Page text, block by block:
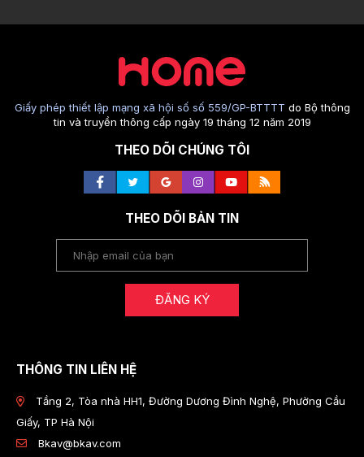
Giấy phép thiết lập mạng xã hội số số 559/GP-BTTTT do Bộ thông
tin và truyền thông cấp ngày 19 tháng 12 năm 2019
THEO DÕI CHÚNG TÔI
THEO DÕI BẢN TIN
ĐĂNG KÝ
THÔNG TIN LIÊN HỆ
Tầng 2, Tòa nhà HH1, Đường Dương Đình Nghệ, Phường Cầu
Giấy, TP Hà Nội
Bkav@bkav.com